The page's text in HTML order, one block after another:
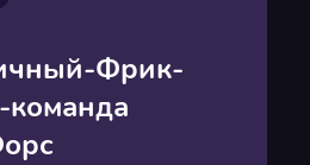
Фрик-